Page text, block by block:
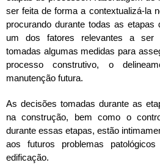
ser feita de forma a contextualizá-la
procurando durante todas as
um dos fatores relevantes a ser
tomadas algumas medidas para
processo construtivo, o
manutenção futura.
As decisões tomadas durante as
na construção, bem como o
durante essas etapas, estão
aos futuros problemas
edificação.